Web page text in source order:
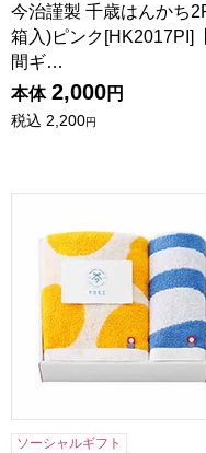
今治謹製 千歳はんかち
箱入)ピンク[HK2017PI]
間ギ…
本体 2,000円
税込 2,200円
ソーシャルギフト